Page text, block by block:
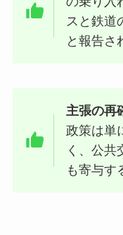
スと鉄道
と報告さ
主張の再
政策は単
く、公共
も寄与す